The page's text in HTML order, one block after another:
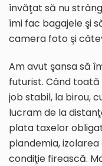
învăţat să nu
îmi fac bagajele şi
camera foto şi
Am avut şansa să
futurist. Când
job stabil, la birou,
lucram de la
plata taxelor
plandemia,
condiţie firească.